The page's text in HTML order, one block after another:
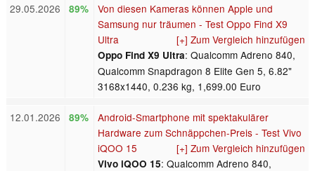
29.05.2026 89%
Von diesen Kameras können Apple und
Samsung nur träumen - Test Oppo Find X9
Ultra
[+] Zum Vergleich hinzufügen
Oppo Find X9 Ultra: Qualcomm Adreno 840,
Qualcomm Snapdragon 8 Elite Gen 5, 6.82"
3168x1440, 0.236 kg, 1,699.00 Euro
12.01.2026 89%
Android-Smartphone mit spektakulärer
Hardware zum Schnäppchen-Preis - Test Vivo
iQOO 15
[+] Zum Vergleich hinzufügen
Vivo iQOO 15: Qualcomm Adreno 840,